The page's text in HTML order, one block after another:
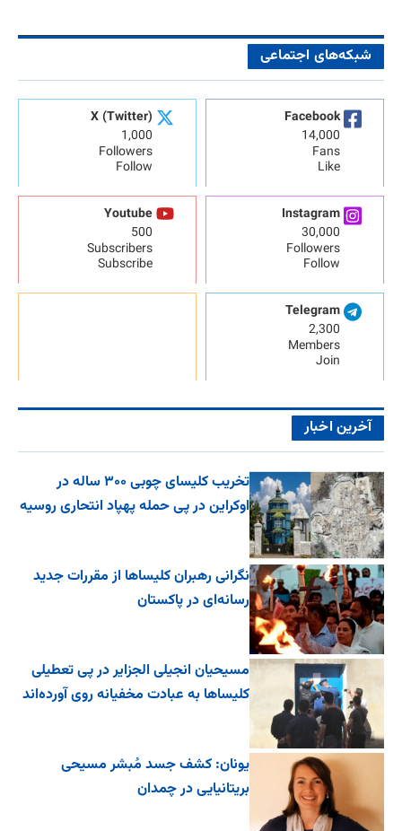
شبکه‌های اجتماعی
Facebook
14,000
Fans
Like
X (Twitter)
1,000
Followers
Follow
Instagram
30,000
Followers
Follow
Youtube
500
Subscribers
Subscribe
Telegram
2,300
Members
Join
آخرین اخبار
تخریب کلیسای چوبی ۳۰۰ ساله در
اوکراین در پی حمله پهپاد انتحاری روسیه
نگرانی رهبران کلیساها از مقررات جدید
رسانه‌ای در پاکستان
مسیحیان انجیلی الجزایر در پی تعطیلی
کلیساها به عبادت مخفیانه روی آورده‌اند
یونان: کشف جسد مُبشر مسیحی
بریتانیایی در چمدان